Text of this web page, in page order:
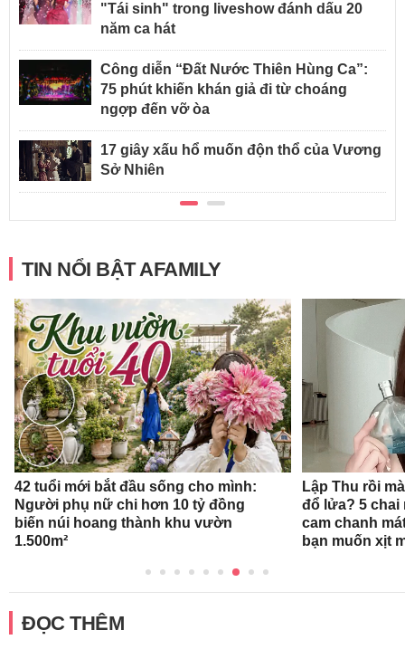
"Tái sinh" trong liveshow đánh dấu 20
năm ca hát
Công diễn “Đất Nước Thiên Hùng Ca”:
75 phút khiến khán giả đi từ choáng
ngợp đến vỡ òa
17 giây xấu hổ muốn độn thổ của Vương
Sở Nhiên
TIN NỔI BẬT AFAMILY
42 tuổi mới bắt đầu sống cho mình:
Người phụ nữ chi hơn 10 tỷ đồng
biến núi hoang thành khu vườn
1.500m²
Lập Thu rồi
đổ lửa? 5
cam chanh
bạn muốn xịt
ĐỌC THÊM